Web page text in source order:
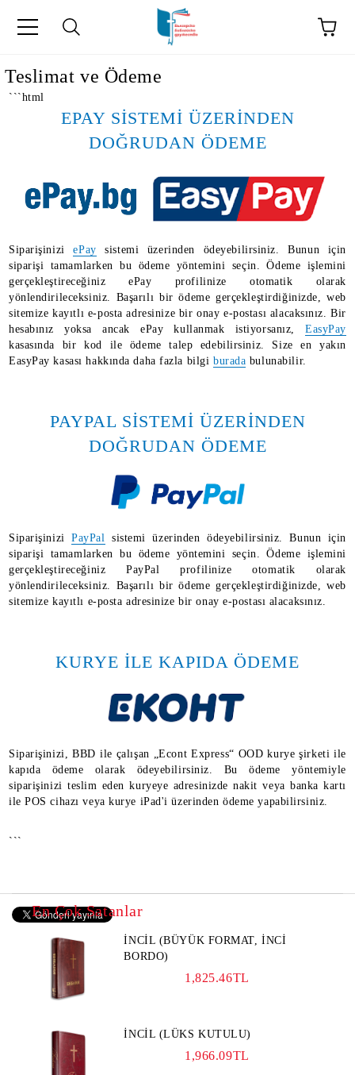
на турски.
in Turkish.
Teslimat ve Ödeme
```html
EPAY SİSTEMİ ÜZERİNDEN
DOĞRUDAN ÖDEME
SiparişiniziePay sistemi üzerinden ödeyebilirsiniz. Bunun için
siparişi tamamlarken bu ödeme yöntemini seçin. Ödeme işlemini
gerçekleştireceğiniz ePay profilinize otomatik olarak
yönlendirileceksiniz. Başarılı bir ödeme gerçekleştirdiğinizde, web
sitemize kayıtlı e-posta adresinize bir onay e-postası alacaksınız. Bir
hesabınız yoksa ancak ePay kullanmak istiyorsanız,EasyPay
kasasında bir kod ile ödeme talep edebilirsiniz. Size en yakın
EasyPay kasası hakkında daha fazla bilgi burada bulunabilir.
PAYPAL SİSTEMİ ÜZERİNDEN
DOĞRUDAN ÖDEME
SiparişiniziPayPal sistemi üzerinden ödeyebilirsiniz. Bunun için
siparişi tamamlarken bu ödeme yöntemini seçin. Ödeme işlemini
gerçekleştireceğiniz PayPal profilinize otomatik olarak
yönlendirileceksiniz. Başarılı bir ödeme gerçekleştirdiğinizde, web
sitemize kayıtlı e-posta adresinize bir onay e-postası alacaksınız.
KURYE İLE KAPIDA ÖDEME
Siparişinizi, BBD ile çalışan „Econt Express“ OOD kurye şirketi ile
kapıda ödeme olarak ödeyebilirsiniz. Bu ödeme yöntemiyle
siparişinizi teslim eden kuryeye adresinizde nakit veya banka kartı
ile POS cihazı veya kurye iPad'i üzerinden ödeme yapabilirsiniz.
```
En Çok Satanlar
İNCİL (BÜYÜK FORMAT, İNCİ
BORDO)
1,825.46TL
İNCİL (LÜKS KUTULU)
1,966.09TL